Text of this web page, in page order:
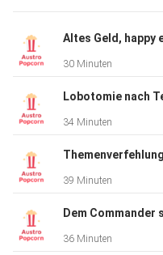
Und zwar nicht
das
Internet verbunden,
Altes Geld, happy
30 Minuten
Lobotomie nach
34 Minuten
39 Minuten
Dem Commander
36 Minuten